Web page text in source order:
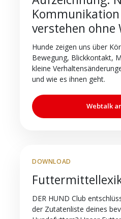
verstehen ohne
Hunde zeigen uns über
Bewegung, Blickkontakt,
kleine
und wie es ihnen geht.
Webtalk
DOWNLOAD
DER HUND Club
der Zutatenliste deines